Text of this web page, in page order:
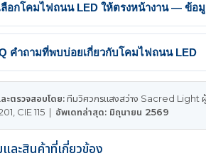
ลือกโคมไฟถนน LED ให้ตรงหน้างาน — ข้อ
คำถามที่พบบ่อยเกี่ยวกับโคมไฟถนน LED
ะตรวจสอบโดย:ทีมวิศวกรแสงสว่าง Sacred Light ผู้เ
CIE 115 | อัพเดทล่าสุด: มิถุนายน 2569
ละสินค้าที่เกี่ยวข้อง